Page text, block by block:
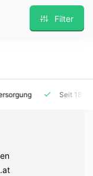
Filter
Seit 18